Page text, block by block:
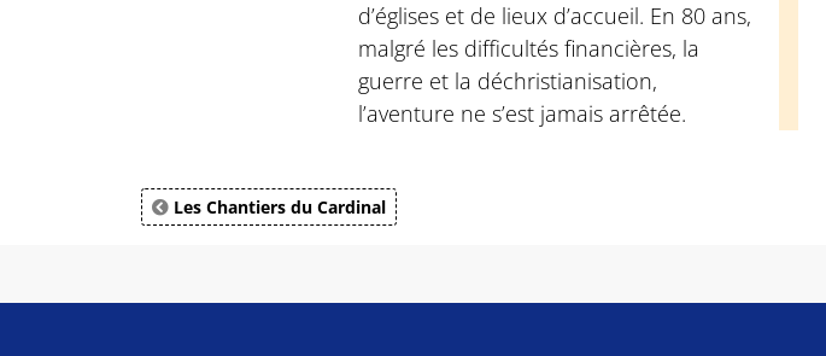
d’églises et de lieux d’accueil. En 80 ans,
malgré les difficultés financières, la
guerre et la déchristianisation,
l’aventure ne s’est jamais arrêtée.
Les Chantiers du Cardinal